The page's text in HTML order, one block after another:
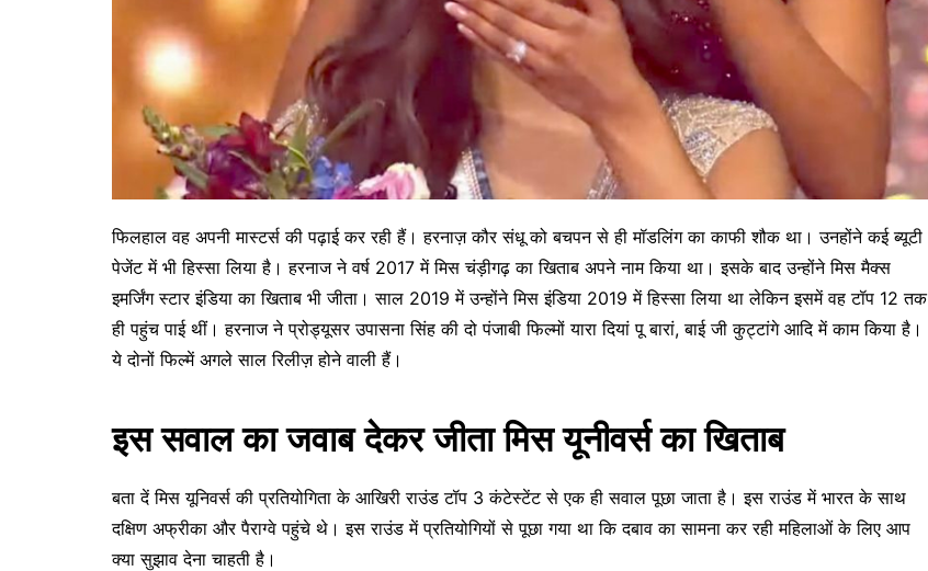
फिलहाल वह अपनी मास्टर्स की पढ़ाई कर रही हैं। हरनाज़ कौर संधू को बचपन से ही मॉडलिंग का काफी शौक था। उनहोंने कई ब्यूटी
पेजेंट में भी हिस्सा लिया है। हरनाज ने वर्ष 2017 में मिस चंड़ीगढ़ का खिताब अपने नाम किया था। इसके बाद उन्होंने मिस मैक्स
इमर्जिंग स्टार इंडिया का खिताब भी जीता। साल 2019 में उन्होंने मिस इंडिया 2019 में हिस्सा लिया था लेकिन इसमें वह टॉप 12 तक
ही पहुंच पाई थीं। हरनाज ने प्रोड्यूसर उपासना सिंह की दो पंजाबी फिल्मों यारा दियां पू बारां, बाई जी कुट्टांगे आदि में काम किया है।
ये दोनों फिल्में अगले साल रिलीज़ होने वाली हैं।
इस सवाल का जवाब देकर जीता मिस यूनीवर्स का खिताब
बता दें मिस यूनिवर्स की प्रतियोगिता के आखिरी राउंड टॉप 3 कंटेस्टेंट से एक ही सवाल पूछा जाता है। इस राउंड में भारत के साथ
दक्षिण अफ्रीका और पैराग्वे पहुंचे थे। इस राउंड में प्रतियोगियों से पूछा गया था कि दबाव का सामना कर रही महिलाओं के लिए आप
क्या सुझाव देना चाहती है।